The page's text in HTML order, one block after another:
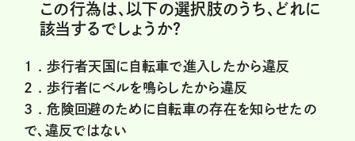
この行為は、以下の選択肢のうち、どれに
該当するでしょうか？
1 .歩行者天国に自転車で進入したから違反
2 .歩行者にベルを鳴らしたから違反
3 .危険回避のために自転車の存在を知らせたの
で、違反ではない